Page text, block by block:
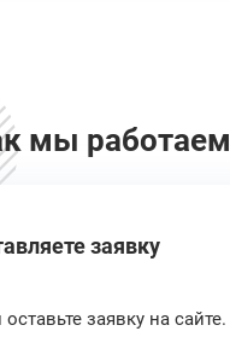
мы работаем
заявку
заявку на сайте.